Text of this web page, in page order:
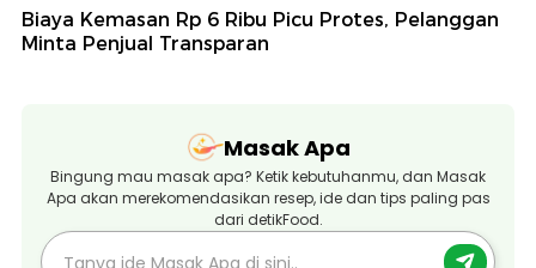
Biaya Kemasan Rp 6 Ribu Picu Protes, Pelanggan
Minta Penjual Transparan
Masak Apa
Bingung mau masak apa? Ketik kebutuhanmu, dan Masak
Apa akan merekomendasikan resep, ide dan tips paling pas
dari detikFood.